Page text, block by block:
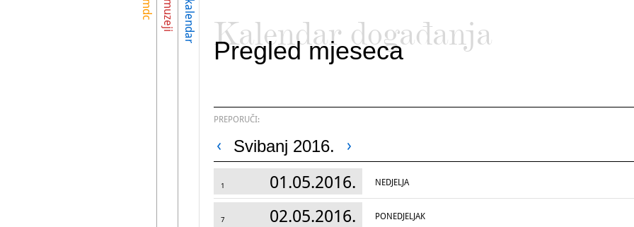
mdc muzeji kalendar Kalendar događanja
Pregled mjeseca
PREPORUČI:
Svibanj 2016.
1 01.05.2016. NEDJELJA
7 02.05.2016. PONEDJELJAK